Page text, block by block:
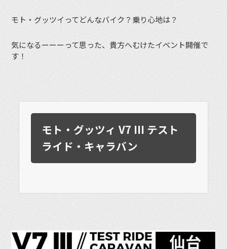
モト・グッツイってどんなバイク？乗り心地は？
気になるーーーって思った、貴方へむけたイベント開催で
す！
モト・グッツィ V7 III テスト
ライド・キャラバン